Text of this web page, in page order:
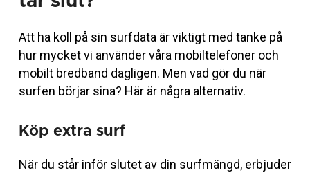
Att ha koll på sin surfdata är viktigt med tanke på
hur mycket vi använder våra mobiltelefoner och
mobilt bredband dagligen. Men vad gör du när
surfen börjar sina? Här är några alternativ.
Köp extra surf
När du står inför slutet av din surfmängd, erbjuder